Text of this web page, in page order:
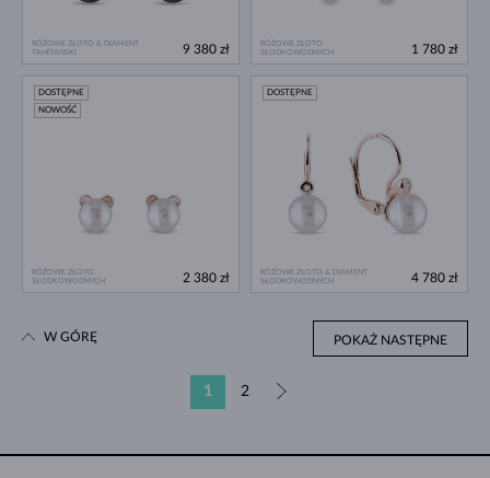
RÓŻOWE ZŁOTO & DIAMENT
TAHITAŃSKI
9 380 zł
RÓŻOWE ZŁOTO
SŁODKOWODNYCH
1 780 zł
RÓŻOWE ZŁOTO
SŁODKOWODNYCH
DOSTĘPNE
NOWOŚĆ
2 380 zł
RÓŻOWE ZŁOTO & DIAMENT
SŁODKOWODNYCH
DOSTĘPNE
4 780 zł
POKAŻ NASTĘPNE
1 2
W GÓRĘ